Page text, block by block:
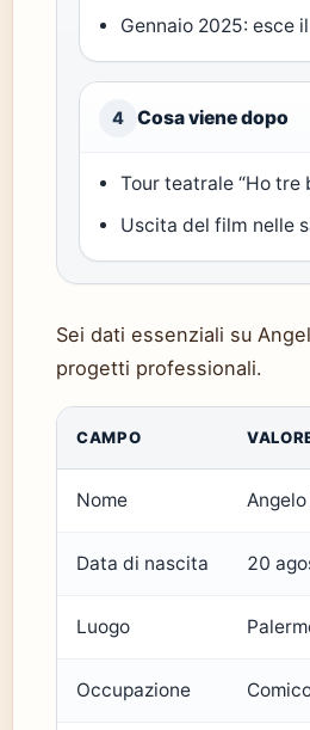
Gennaio 2025: esce
4 Cosa viene dopo
Tour teatrale “Ho
Uscita del film nelle
Sei dati essenziali su
progetti professionali.
CAMPO
Nome
Data di nascita 20
Luogo
Occupazione